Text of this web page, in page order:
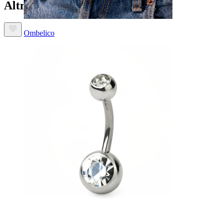
Ombelico
Altri hanno acquistato anche